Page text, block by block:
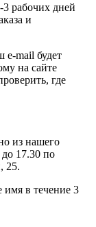
3 рабочих дней
и
e-mail будет
на сайте
где
из нашего
17.30 по
25.
имя в течение 3